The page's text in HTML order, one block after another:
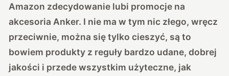
Amazon zdecydowanie lubi promocje na
akcesoria Anker. I nie ma w tym nic złego, wręcz
przeciwnie, można się tylko cieszyć, są to
bowiem produkty z reguły bardzo udane, dobrej
jakości i przede wszystkim użyteczne, jak